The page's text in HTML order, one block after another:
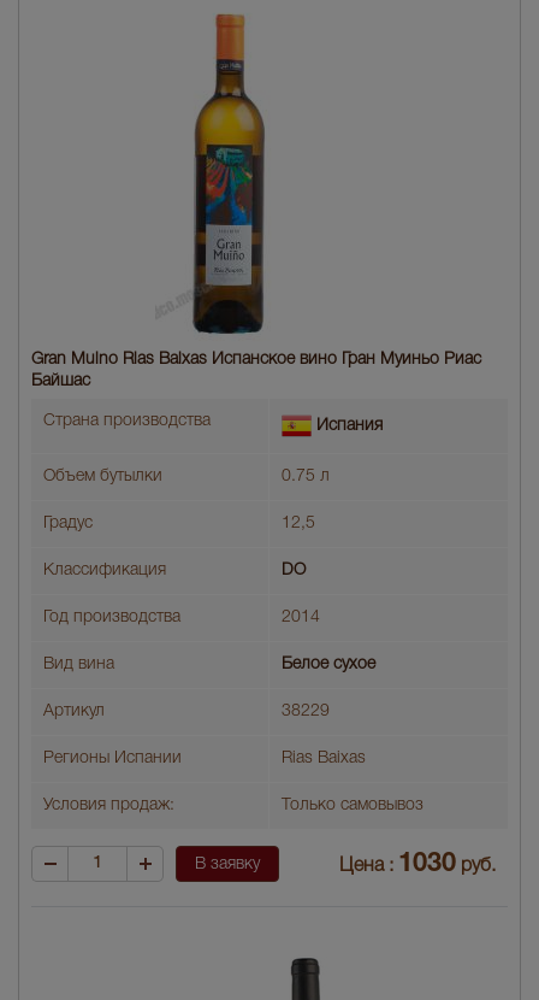
Gran Muino Rias Baixas Испанское вино Гран Муиньо Риас
Байшас
Страна производства Испания
Объем бутылки 0.75 л
Градус 12,5
Классификация DO
Год производства 2014
Вид вина Белое сухое
Артикул 38229
Регионы Испании Rias Baixas
Условия продаж: Только самовывоз
В заявку Цена : 1030 руб.